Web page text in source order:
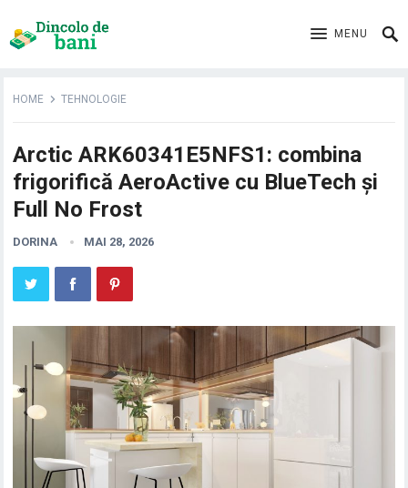
MENU
HOME TEHNOLOGIE
Arctic ARK60341E5NFS1: combina
frigorifică AeroActive cu BlueTech și
Full No Frost
DORINA MAI 28, 2026